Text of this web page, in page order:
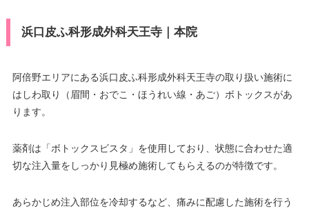
浜口皮ふ科形成外科天王寺｜本院
阿倍野エリアにある浜口皮ふ科形成外科天王寺の取り扱い施術に
はしわ取り（眉間・おでこ・ほうれい線・あご）ボトックスがあ
ります。
薬剤は「ボトックスビスタ」を使用しており、状態に合わせた適
切な注入量をしっかり見極め施術してもらえるのが特徴です。
あらかじめ注入部位を冷却するなど、痛みに配慮した施術を行う